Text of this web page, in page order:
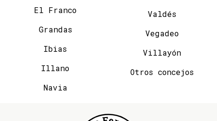
El Franco
Grandas
Ibias
Illano
Navia
Valdés
Vegadeo
Villayón
Otros concejos